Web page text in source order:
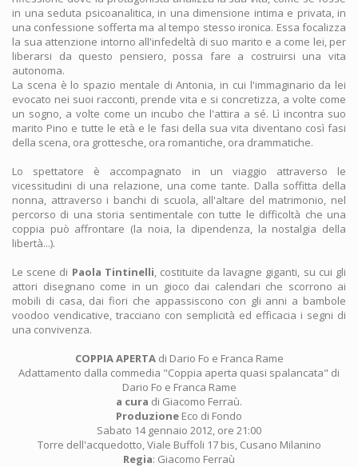
in una seduta psicoanalitica, in una dimensione intima e privata, in
una confessione sofferta ma al tempo stesso ironica. Essa focalizza
la sua attenzione intorno all'infedeltà di suo marito e a come lei, per
liberarsi da questo pensiero, possa fare a costruirsi una vita
autonoma.
La scena è lo spazio mentale di Antonia, in cui l'immaginario da lei
evocato nei suoi racconti, prende vita e si concretizza, a volte come
un sogno, a volte come un incubo che l'attira a sé. Lì incontra suo
marito Pino e tutte le età e le fasi della sua vita diventano così fasi
della scena, ora grottesche, ora romantiche, ora drammatiche.
Lo spettatore è accompagnato in un viaggio attraverso le
vicessitudini di una relazione, una come tante. Dalla soffitta della
nonna, attraverso i banchi di scuola, all'altare del matrimonio, nel
percorso di una storia sentimentale con tutte le difficoltà che una
coppia può affrontare (la noia, la dipendenza, la nostalgia della
libertà...).
Le scene di Paola Tintinelli, costituite da lavagne giganti, su cui gli
attori disegnano come in un gioco dai calendari che scorrono ai
mobili di casa, dai fiori che appassiscono con gli anni a bambole
voodoo vendicative, tracciano con semplicità ed efficacia i segni di
una convivenza.
COPPIA APERTAdi Dario Fo e Franca Rame
Adattamento dalla commedia "Coppia aperta quasi spalancata" di
Dario Fo e Franca Rame
a cura di Giacomo Ferraù.
Produzione Eco di Fondo
Sabato 14 gennaio 2012, ore 21:00
Torre dell'acquedotto, Viale Buffoli 17 bis, Cusano Milanino
Regia: Giacomo Ferraù